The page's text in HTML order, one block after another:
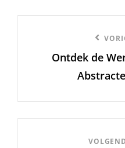
bericht
Ontdek de